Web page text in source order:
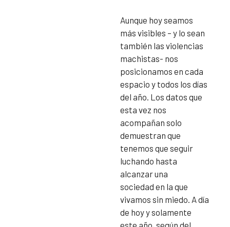
Aunque hoy seamos
más visibles – y lo sean
también las violencias
machistas- nos
posicionamos en cada
espacio y todos los días
del año. Los datos que
esta vez nos
acompañan solo
demuestran que
tenemos que seguir
luchando hasta
alcanzar una
sociedad en la que
vivamos sin miedo. A día
de hoy y solamente
este año, según del